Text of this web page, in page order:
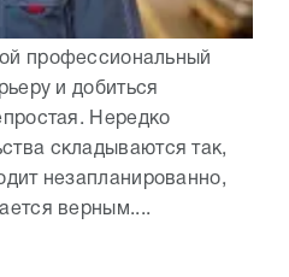
профессиональный
и добиться
Нередко
складываются так,
незапланированно,
верным....